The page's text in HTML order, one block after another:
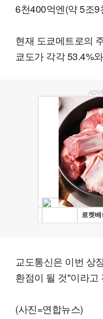
6천400억엔(약 5조
현재 도쿄메트로의
쿄도가 각각 53.4%
교도통신은 이번 상
환점이 될 것"이라고
(사진=연합뉴스)